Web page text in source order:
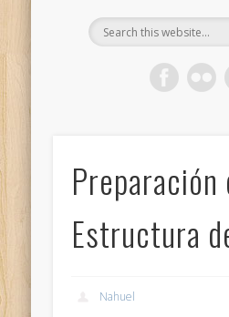
Preparación
Estructura
Nahuel